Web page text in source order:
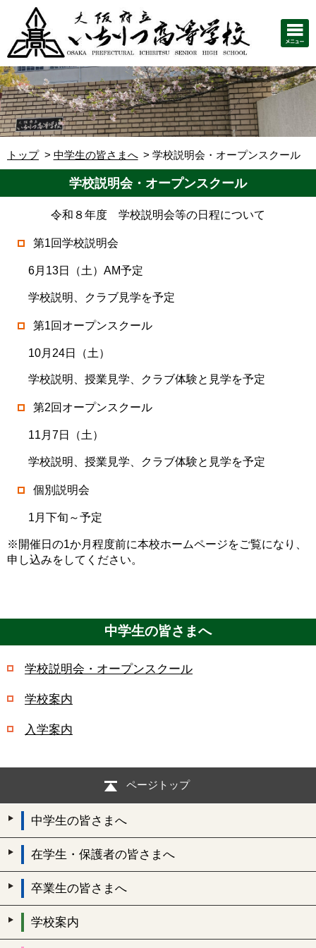
トップ 中学生の皆さまへ 学校説明会・オープンスクール
学校説明会・オープンスクール
令和８年度 学校説明会等の日程について
第1回学校説明会
6月13日（土）AM予定
学校説明、クラブ見学を予定
第1回オープンスクール
10月24日（土）
学校説明、授業見学、クラブ体験と見学を予定
第2回オープンスクール
11月7日（土）
学校説明、授業見学、クラブ体験と見学を予定
個別説明会
1月下旬～予定
※開催日の1か月程度前に本校ホームページをご覧になり、
申し込みをしてください。
中学生の皆さまへ
学校説明会・オープンスクール
学校案内
入学案内
ページトップ
中学生の皆さまへ
在学生・保護者の皆さまへ
卒業生の皆さまへ
学校案内